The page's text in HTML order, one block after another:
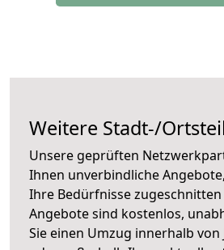
Weitere Stadt-/
Unsere geprüften
Ihnen unverbindliche
Ihre Bedürfnisse zugeschnitten
Angebote sind kostenlos,
Sie einen Umzug innerhalb von